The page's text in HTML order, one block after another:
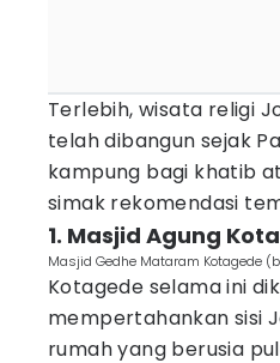
Terlebih, wisata religi
telah dibangun sejak
kampung bagi khatib
simak rekomendasi
1. Masjid Agung
Masjid Gedhe Mataram Kotagede
Kotagede selama ini
mempertahankan sisi
rumah yang berusia